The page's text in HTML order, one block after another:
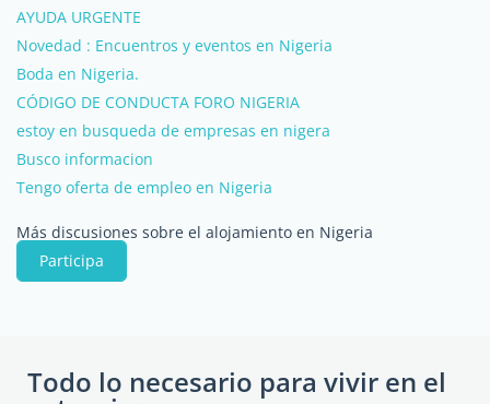
AYUDA URGENTE
Novedad : Encuentros y eventos en Nigeria
Boda en Nigeria.
CÓDIGO DE CONDUCTA FORO NIGERIA
estoy en busqueda de empresas en nigera
Busco informacion
Tengo oferta de empleo en Nigeria
Más discusiones sobre el alojamiento en Nigeria
Participa
Todo lo necesario para vivir en el